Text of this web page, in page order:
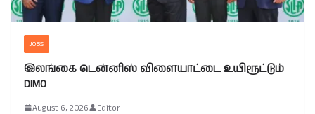
JOBS
இலங்கை டென்னிஸ் விளையாட்டை உயிரூட்டும்
DIMO
August 6, 2026 Editor